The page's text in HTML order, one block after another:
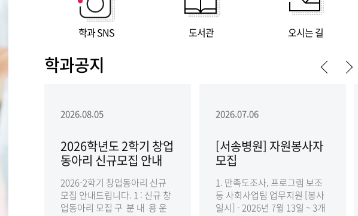
학과 SNS 도서관 오시는 길
학과공지
Previous slide
2026학년도 2학기 창업
동아리 신규모집 안내
2026-2학기 창업동아리 신규
모집 안내드립니다. 1 : 신규 창
업동아리 모집 구 분 내 용 운
2026.08.05
[서송병원] 자원봉사자
모집
1. 만족도조사, 프로그램 보조
등 사회사업팀 업무지원 [봉사
일시] - 2026년 7월 13일 ~ 3개
2026.07.06
Next slide